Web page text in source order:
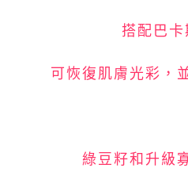
搭配巴卡
可恢復肌膚光彩，
綠豆籽和升級